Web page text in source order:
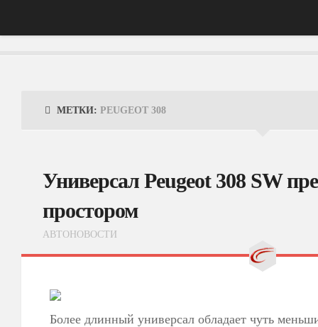
ВидеоОбзоры
Эксплуатация
МЕТКИ: PEUGEOT 308
Универсал Peugeot 308 SW
простором
АВТОНОВОСТИ
Более длинный универсал обладает чуть